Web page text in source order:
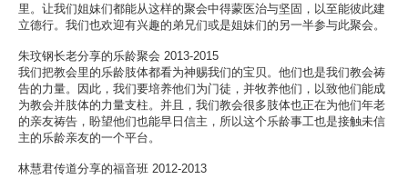
里。让我们姐妹们都能从这样的聚会中得蒙医治与坚固，以至能彼此建
立德行。我们也欢迎有兴趣的弟兄们或是姐妹们的另一半参与此聚会。
朱玟钢长老分享的乐龄聚会 2013-2015
我们把教会里的乐龄肢体都看为神赐我们的宝贝。他们也是我们教会祷
告的力量。因此，我们要培养他们为门徒，并牧养他们，以致他们能成
为教会并肢体的力量支柱。并且，我们教会很多肢体也正在为他们年老
的亲友祷告，盼望他们也能早日信主，所以这个乐龄事工也是接触未信
主的乐龄亲友的一个平台。
林慧君传道分享的福音班 2012-2013